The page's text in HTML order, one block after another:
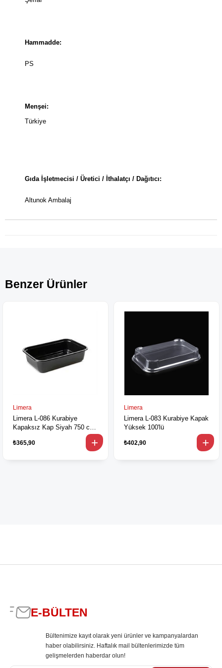
Hammadde:
PS
Menşei:
Türkiye
Gıda İşletmecisi / Üretici / İthalatçı / Dağıtıcı:
Altunok Ambalaj
Benzer Ürünler
Limera
Limera L-086 Kurabiye
Kapaksız Kap Siyah 750 cc
₺365,90
Limera
Limera L-083 Kurabiye Kapak
Yüksek 100'lü
₺402,90
E-BÜLTEN
Bültenimize kayıt olarak yeni ürünler ve kampanyalardan
haber olabilirsiniz. Haftalık mail bültenlerimizde tüm
gelişmelerden haberdar olun!